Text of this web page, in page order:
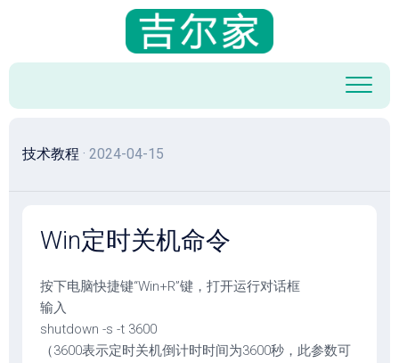
容
技术教程 · 2024-04-15
Win定时关机命令
按下电脑快捷键“Win+R”键，打开运行对话框
输入
shutdown -s -t 3600
（3600表示定时关机倒计时时间为3600秒，此参数可